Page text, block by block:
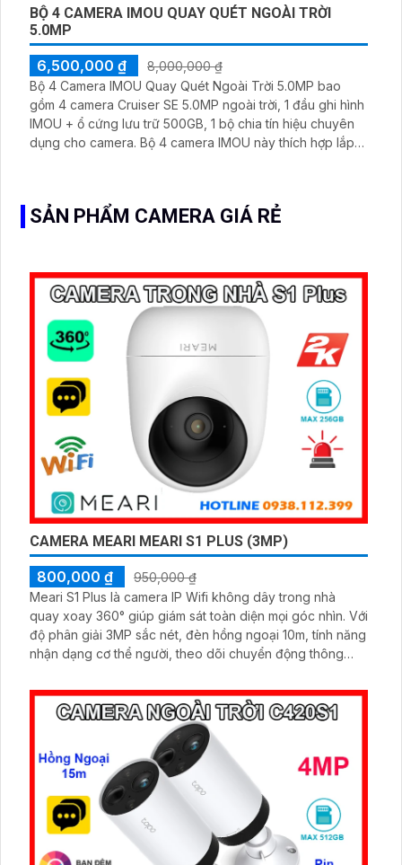
BỘ 4 CAMERA IMOU QUAY QUÉT NGOÀI TRỜI
5.0MP
6,500,000 ₫
8,000,000 ₫
Bộ 4 Camera IMOU Quay Quét Ngoài Trời 5.0MP bao
gồm 4 camera Cruiser SE 5.0MP ngoài trời, 1 đầu ghi hình
IMOU + ổ cứng lưu trữ 500GB, 1 bộ chia tín hiệu chuyên
dụng cho camera. Bộ 4 camera IMOU này thích hợp lắp
SẢN PHẨM CAMERA GIÁ RẺ
CAMERA MEARI MEARI S1 PLUS (3MP)
800,000 ₫
950,000 ₫
Meari S1 Plus là camera IP Wifi không dây trong nhà
quay xoay 360° giúp giám sát toàn diện mọi góc nhìn. Với
độ phân giải 3MP sắc nét, đèn hồng ngoại 10m, tính năng
nhận dạng cơ thể người, theo dõi chuyển động thông
chủ động, hiệu quả.